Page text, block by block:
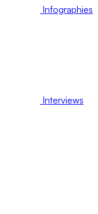
Infographies
Interviews